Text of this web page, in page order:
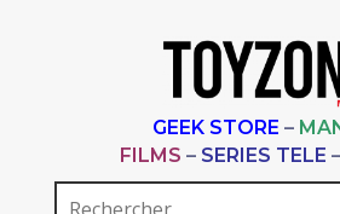
GEEK STORE –
FILMS – SERIES TELE –